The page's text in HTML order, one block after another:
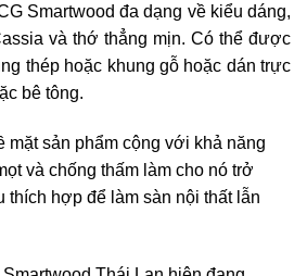
Smartwood đa dạng về kiểu dáng,
và thớ thẳng mịn. Có thể được
thép hoặc khung gỗ hoặc dán trực
bê tông.
mặt sản phẩm cộng với khả năng
và chống thấm làm cho nó trở
thích hợp để làm sàn nội thất lẫn